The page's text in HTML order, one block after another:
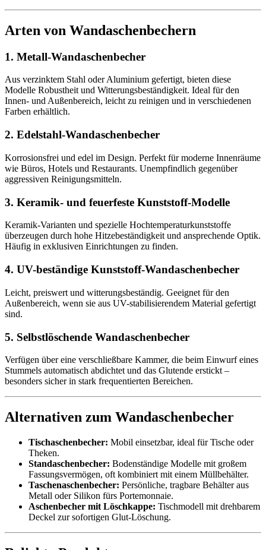
Arten von Wandaschenbechern
1. Metall-Wandaschenbecher
Aus verzinktem Stahl oder Aluminium gefertigt, bieten diese
Modelle Robustheit und Witterungsbeständigkeit. Ideal für den
Innen‑ und Außenbereich, leicht zu reinigen und in verschiedenen
Farben erhältlich.
2. Edelstahl-Wandaschenbecher
Korrosionsfrei und edel im Design. Perfekt für moderne Innenräume
wie Büros, Hotels und Restaurants. Unempfindlich gegenüber
aggressiven Reinigungsmitteln.
3. Keramik- und feuerfeste Kunststoff-Modelle
Keramik-Varianten und spezielle Hochtemperaturkunststoffe
überzeugen durch hohe Hitzebeständigkeit und ansprechende Optik.
Häufig in exklusiven Einrichtungen zu finden.
4. UV-beständige Kunststoff-Wandaschenbecher
Leicht, preiswert und witterungsbeständig. Geeignet für den
Außenbereich, wenn sie aus UV-stabilisierendem Material gefertigt
sind.
5. Selbstlöschende Wandaschenbecher
Verfügen über eine verschließbare Kammer, die beim Einwurf eines
Stummels automatisch abdichtet und das Glutende erstickt –
besonders sicher in stark frequentierten Bereichen.
Alternativen zum Wandaschenbecher
Tischaschenbecher: Mobil einsetzbar, ideal für Tische oder
Theken.
Standaschenbecher: Bodenständige Modelle mit großem
Fassungsvermögen, oft kombiniert mit einem Müllbehälter.
Taschenaschenbecher: Persönliche, tragbare Behälter aus
Metall oder Silikon fürs Portemonnaie.
Aschenbecher mit Löschkappe: Tischmodell mit drehbarem
Deckel zur sofortigen Glut-Löschung.